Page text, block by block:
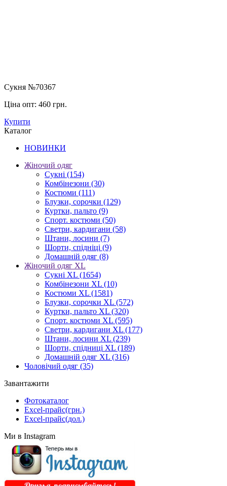
Сукня №70367
Ціна опт: 460 грн.
Купити
Каталог
НОВИНКИ
Жіночий одяг
Сукні (154)
Комбінезони (30)
Костюми (111)
Блузки, сорочки (129)
Куртки, пальто (9)
Спорт. костюми (50)
Светри, кардигани (58)
Штани, лосини (7)
Шорти, спідніці (9)
Домашній одяг (8)
Жіночий одяг XL
Cукні XL (1654)
Комбінезони XL (10)
Костюми XL (1581)
Блузки, сорочки XL (572)
Куртки, пальто XL (320)
Спорт. костюми XL (595)
Светри, кардигани XL (177)
Штани, лосини XL (239)
Шорти, спідниці XL (189)
Домашній одяг XL (316)
Чоловічий одяг (35)
Завантажити
Фотокаталог
Excel-прайс(грн.)
Excel-прайс(дол.)
Ми в Instagram